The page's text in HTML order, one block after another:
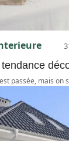
passée, mais on